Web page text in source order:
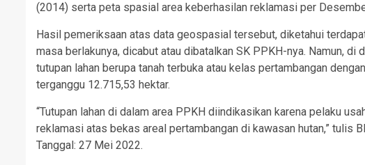
(2014) serta peta spasial area keberhasilan reklamasi per
Hasil pemeriksaan atas data geospasial tersebut, diketahui
masa berlakunya, dicabut atau dibatalkan SK PPKH-nya. Namun,
tutupan lahan berupa tanah terbuka atau kelas pertambangan
terganggu 12.715,53 hektar.
“Tutupan lahan di dalam area PPKH diindikasikan karena pelaku
reklamasi atas bekas areal pertambangan di kawasan hutan,”
Tanggal: 27 Mei 2022.